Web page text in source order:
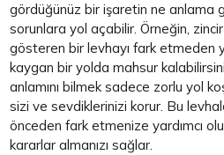
gördüğünüz bir işaretin ne anlama
sorunlara yol açabilir. Örneğin,
gösteren bir levhayı fark etmeden
kaygan bir yolda mahsur
anlamını bilmek sadece zorlu yol
sizi ve sevdiklerinizi korur. Bu
önceden fark etmenize yardımcı
kararlar almanızı sağlar.